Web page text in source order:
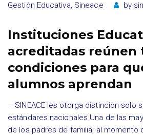
Gestión Educativa, Sineace by
Instituciones
acreditadas reúnen
condiciones para
alumnos aprendan
– SINEACE les otorga distinción solo
estándares nacionales Una de las
de los padres de familia, al momento